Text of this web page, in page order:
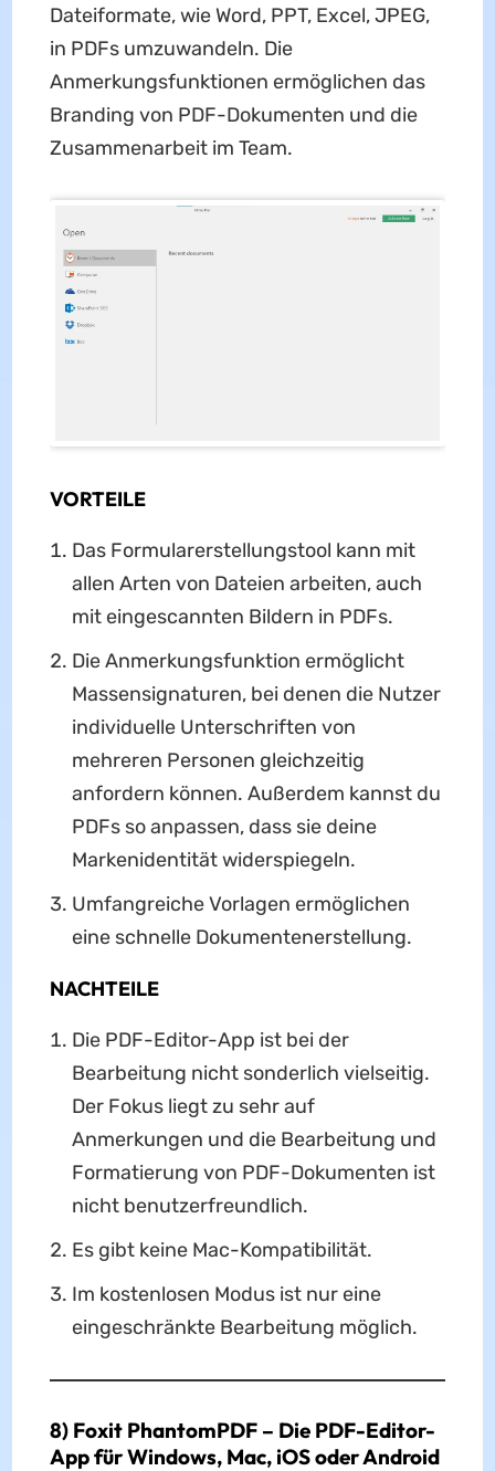
Dateiformate, wie Word, PPT, Excel, JPEG,
in PDFs umzuwandeln. Die
Anmerkungsfunktionen ermöglichen das
Branding von PDF-Dokumenten und die
Zusammenarbeit im Team.
VORTEILE
Das Formularerstellungstool kann mit
allen Arten von Dateien arbeiten, auch
mit eingescannten Bildern in PDFs.
Die Anmerkungsfunktion ermöglicht
Massensignaturen, bei denen die Nutzer
individuelle Unterschriften von
mehreren Personen gleichzeitig
anfordern können. Außerdem kannst du
PDFs so anpassen, dass sie deine
Markenidentität widerspiegeln.
Umfangreiche Vorlagen ermöglichen
eine schnelle Dokumentenerstellung.
NACHTEILE
Die PDF-Editor-App ist bei der
Bearbeitung nicht sonderlich vielseitig.
Der Fokus liegt zu sehr auf
Anmerkungen und die Bearbeitung und
Formatierung von PDF-Dokumenten ist
nicht benutzerfreundlich.
Es gibt keine Mac-Kompatibilität.
Im kostenlosen Modus ist nur eine
eingeschränkte Bearbeitung möglich.
8) Foxit PhantomPDF – Die PDF-Editor-
App für Windows, Mac, iOS oder Android